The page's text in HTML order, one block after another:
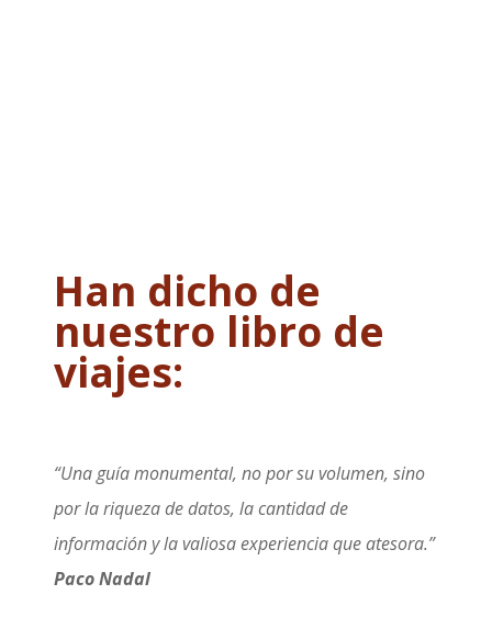
Han dicho de
nuestro libro de
viajes:
“Una guía monumental, no por su volumen, sino
por la riqueza de datos, la cantidad de
información y la valiosa experiencia que atesora.”
Paco Nadal